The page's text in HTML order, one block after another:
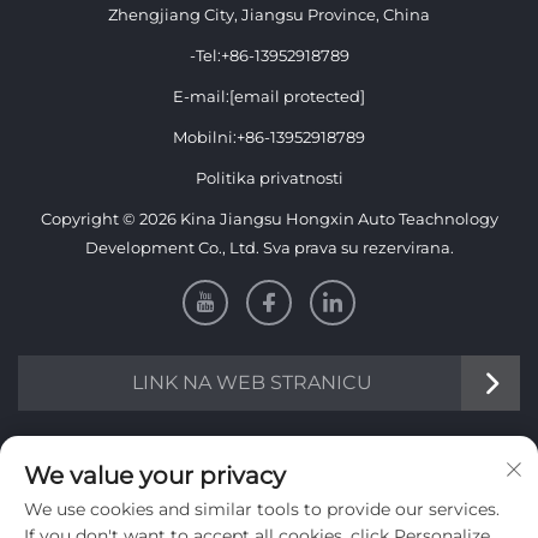
Zhengjiang City, Jiangsu Province, China
-Tel:+86-13952918789
E-mail:[email protected]
Mobilni:+86-13952918789
Politika privatnosti
Copyright © 2026 Kina Jiangsu Hongxin Auto Teachnology
Development Co., Ltd. Sva prava su rezervirana.
LINK NA WEB STRANICU
Informacije
Pretplatite se kako biste primali naš tjedni newsletter
We value your privacy
We use cookies and similar tools to provide our services.